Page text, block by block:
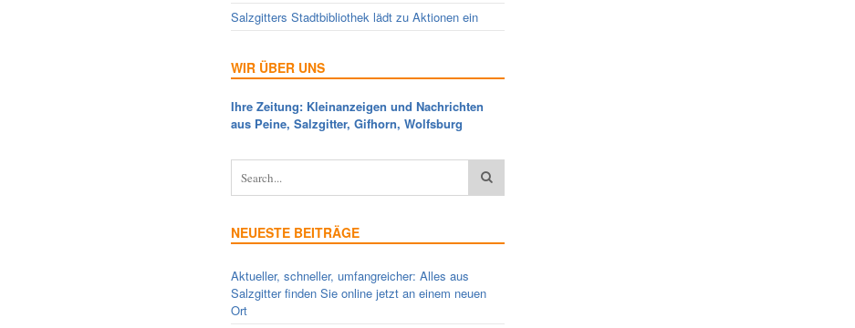
Salzgitters Stadtbibliothek lädt zu Aktionen ein
WIR ÜBER UNS
Ihre Zeitung: Kleinanzeigen und Nachrichten
aus Peine, Salzgitter, Gifhorn, Wolfsburg
NEUESTE BEITRÄGE
Aktueller, schneller, umfangreicher: Alles aus
Salzgitter finden Sie online jetzt an einem neuen
Ort